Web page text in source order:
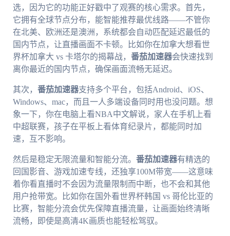
选，因为它的功能正好戳中了观赛的核心需求。首先，
它拥有全球节点分布，能智能推荐最优线路——不管你
在北美、欧洲还是澳洲，系统都会自动匹配延迟最低的
国内节点，让直播画面不卡顿。比如你在加拿大想看世
界杯加拿大 vs 卡塔尔的揭幕战， 番茄加速器会快速找到
离你最近的国内节点，确保画面流畅无延迟。
其次， 番茄加速器支持多个平台，包括Android、iOS、
Windows、mac，而且一人多端设备同时用也没问题。想
象一下，你在电脑上看NBA中文解说，家人在手机上看
中超联赛，孩子在平板上看体育纪录片，都能同时加
速，互不影响。
然后是稳定无限流量和智能分流。 番茄加速器有精选的
回国影音、游戏加速专线，还独享100M带宽——这意味
着你看直播时不会因为流量限制而中断，也不会和其他
用户抢带宽。比如你在国外看世界杯韩国 vs 哥伦比亚的
比赛，智能分流会优先保障直播流量，让画面始终清晰
流畅，即使是高清4K画质也能轻松驾驭。